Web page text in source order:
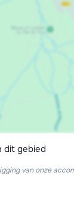
dit gebied
van onze